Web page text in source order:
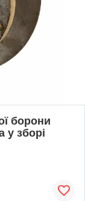
борони
у зборі